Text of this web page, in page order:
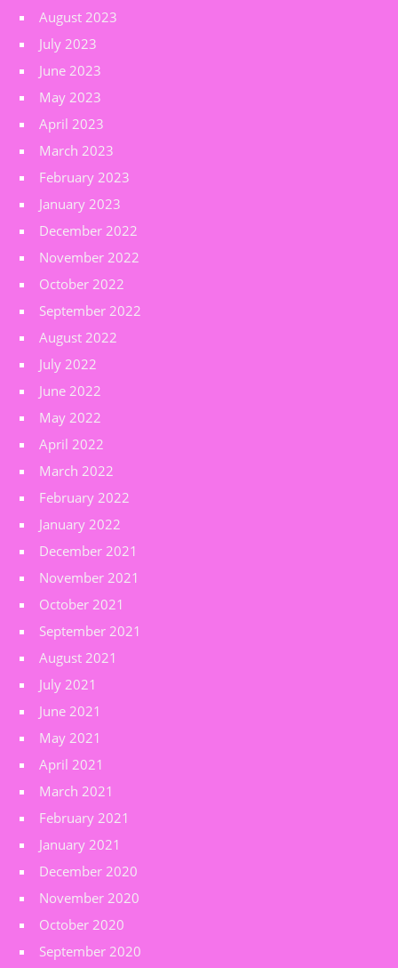
August 2023
July 2023
June 2023
May 2023
April 2023
March 2023
February 2023
January 2023
December 2022
November 2022
October 2022
September 2022
August 2022
July 2022
June 2022
May 2022
April 2022
March 2022
February 2022
January 2022
December 2021
November 2021
October 2021
September 2021
August 2021
July 2021
June 2021
May 2021
April 2021
March 2021
February 2021
January 2021
December 2020
November 2020
October 2020
September 2020